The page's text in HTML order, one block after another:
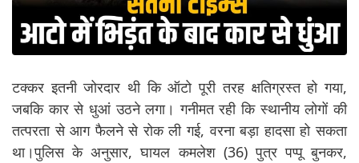
टक्कर इतनी जोरदार थी कि ऑटो पूरी तरह क्षतिग्रस्त हो गया,
जबकि कार से धुआं उठने लगा। गनीमत रही कि स्थानीय लोगों की
तत्परता से आग फैलने से रोक ली गई, वरना बड़ा हादसा हो सकता
था।पुलिस के अनुसार, घायल कमलेश (36) पुत्र पप्पू बुनकर,